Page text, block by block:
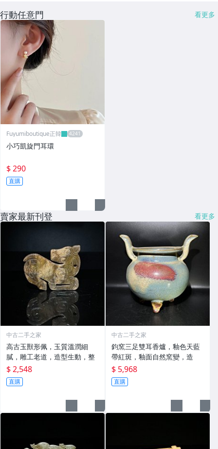
行動任意門 看更多
Fuyumiboutique正韓
小巧凱旋門耳環
$ 290
直購
賣家最新刊登 看更多
中古二手之家
高古玉獸形佩，玉質溫潤細
膩，雕工老道，造型生動，整
$ 2,548
直購
中古二手之家
鈞窯三足雙耳香爐，釉色天藍
帶紅斑，釉面自然窯變，造
$ 5,968
直購